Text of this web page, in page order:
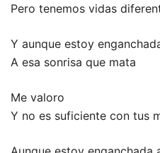
Pero tenemos vidas
Y aunque estoy
A esa sonrisa que mata
Me valoro
Y no es suficiente con tus